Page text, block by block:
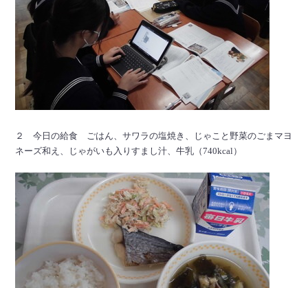
２ 今日の給食 ごはん、サワラの塩焼き、じゃこと野菜のごまマヨ
ネーズ和え、じゃがいも入りすまし汁、牛乳（740kcal）